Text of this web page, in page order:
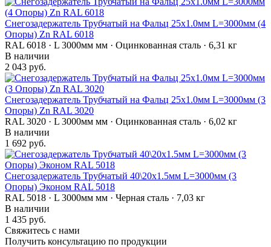
Снегозадержатель Трубчатый на Фальц 25х1.0мм L=3000мм (4
Опоры) Zn RAL 6018
RAL 6018 · L 3000мм мм · Оцинкованная сталь · 6,31 кг
В наличии
2 043 руб.
Снегозадержатель Трубчатый на Фальц 25х1.0мм L=3000мм (3
Опоры) Zn RAL 3020
RAL 3020 · L 3000мм мм · Оцинкованная сталь · 6,02 кг
В наличии
1 692 руб.
Снегозадержатель Трубчатый 40\20х1.5мм L=3000мм (3
Опоры) Эконом RAL 5018
RAL 5018 · L 3000мм мм · Черная сталь · 7,03 кг
В наличии
1 435 руб.
Свяжитесь с нами
Получить консультацию по продукции